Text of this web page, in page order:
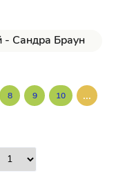
- Сандра Браун
8 9 10 ...